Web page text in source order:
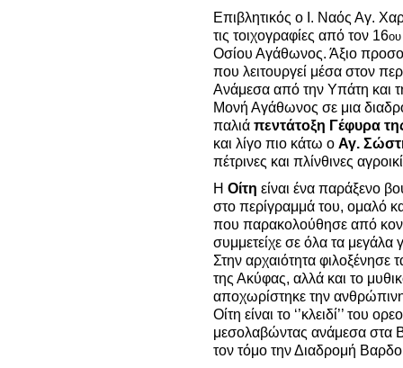
Επιβλητικός ο Ι. Ναός Αγ.
τις τοιχογραφίες από τον 16ου
Οσίου Αγάθωνος. Άξιο
που λειτουργεί μέσα στον
Ανάμεσα από την Υπάτη και
Μονή Αγάθωνος σε μια
παλιά πεντάτοξη Γέφυρα
και λίγο πιο κάτω ο Αγ.
πέτρινες και πλίνθινες
Η Οίτη είναι ένα παράξενο
στο περίγραμμά του, ομαλό
που παρακολούθησε από
συμμετείχε σε όλα τα μεγάλα
Στην αρχαιότητα φιλοξένησε
της Ακύφας, αλλά και το
αποχωρίστηκε την
Οίτη είναι το ‘’κλειδί’’ του
μεσολαβώντας ανάμεσα στα
τον τόμο την Διαδρομή